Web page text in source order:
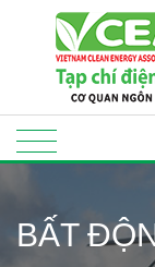
BẤT